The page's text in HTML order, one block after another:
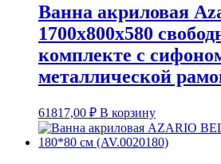
Ванна акриловая
1700х800х580
комплекте с
металлической
61817,00 ₽ В корзину